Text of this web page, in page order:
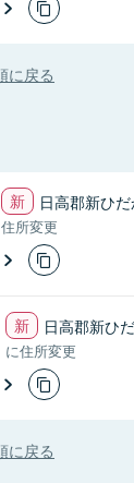
に戻る
日高郡新ひ
住所変更
日高郡新ひ
に住所変更
に戻る